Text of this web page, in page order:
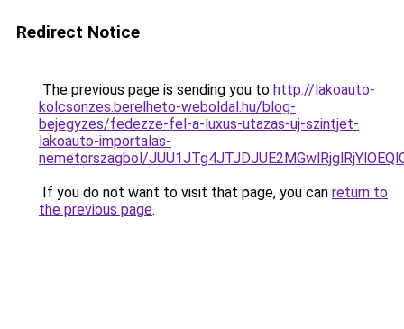
Redirect Notice
The previous page is sending you to http://lakoauto-
kolcsonzes.berelheto-weboldal.hu/blog-
bejegyzes/fedezze-fel-a-luxus-utazas-uj-szintjet-
lakoauto-importalas-
nemetorszagbol/
If you do not want to visit that page, you can return to
the previous page.